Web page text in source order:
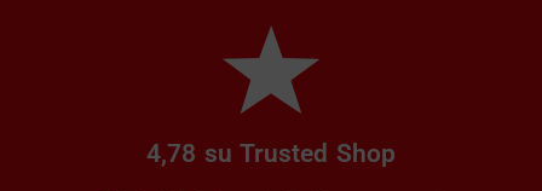
4,78 su Trusted Shop